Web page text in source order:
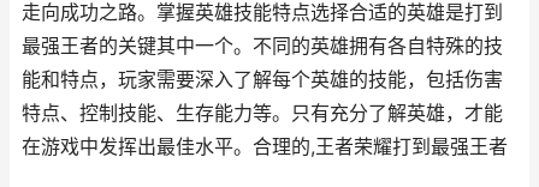
走向成功之路。掌握英雄技能特点选择合适的英雄是打到
最强王者的关键其中一个。不同的英雄拥有各自特殊的技
能和特点，玩家需要深入了解每个英雄的技能，包括伤害
特点、控制技能、生存能力等。只有充分了解英雄，才能
在游戏中发挥出最佳水平。合理的,王者荣耀打到最强王者